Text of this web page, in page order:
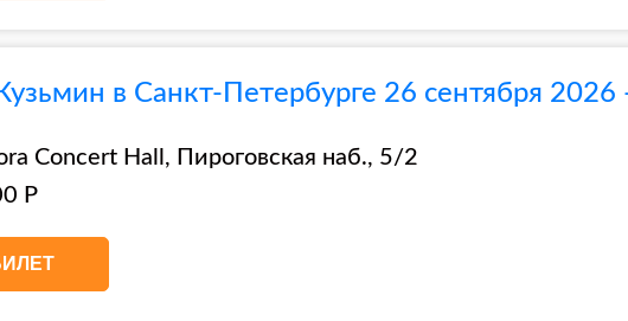
в Санкт-Петербурге 26 сентября 2026
Concert Hall, Пироговская наб., 5/2
Р